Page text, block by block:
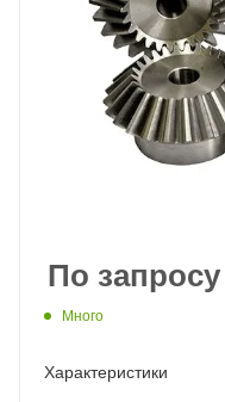
По запросу
Много
Характеристики